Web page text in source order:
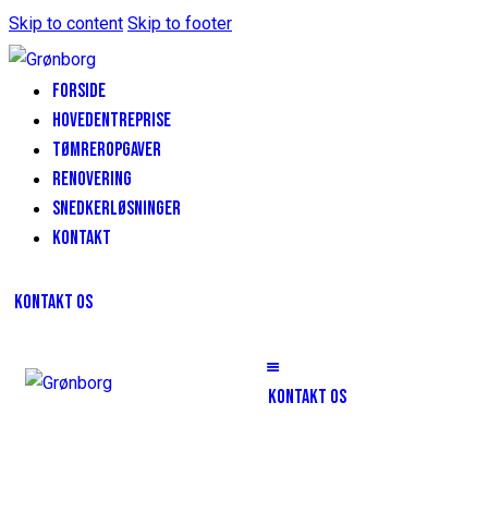
Skip to content Skip to footer
FORSIDE
HOVEDENTREPRISE
TØMREROPGAVER
RENOVERING
SNEDKERLØSNINGER
KONTAKT
KONTAKT OS
KONTAKT OS